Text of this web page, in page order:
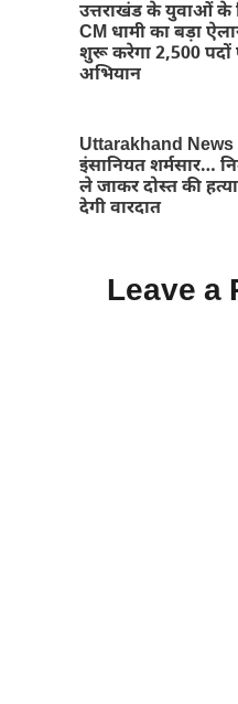
उत्तराखंड के युवाओं
CM धामी का बड़ा
शुरू करेगा 2,500 पदों
अभियान
Uttarakhand News
इंसानियत शर्मसार…
ले जाकर दोस्त की
देगी वारदात
Leave a